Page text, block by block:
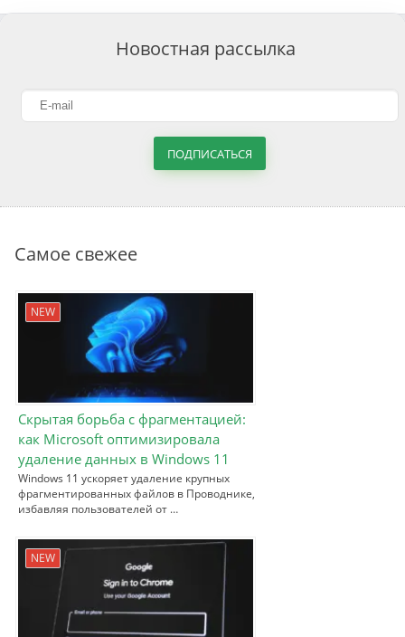
Новостная рассылка
ПОДПИСАТЬСЯ
Самое свежее
NEW
Скрытая борьба с фрагментацией:
как Microsoft оптимизировала
удаление данных в Windows 11
Windows 11 ускоряет удаление крупных
фрагментированных файлов в Проводнике,
избавляя пользователей от …
NEW